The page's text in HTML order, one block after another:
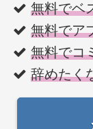
無料でベ
無料でア
無料でコ
辞めたく